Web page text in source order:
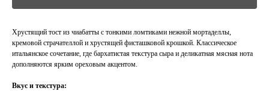
Хрустящий тост из чиабатты с тонкими ломтиками нежной мортаделлы,
кремовой страчателлой и хрустящей фисташковой крошкой. Классическое
итальянское сочетание, где бархатистая текстура сыра и деликатная мясная нота
дополняются ярким ореховым акцентом.
Вкус и текстура: